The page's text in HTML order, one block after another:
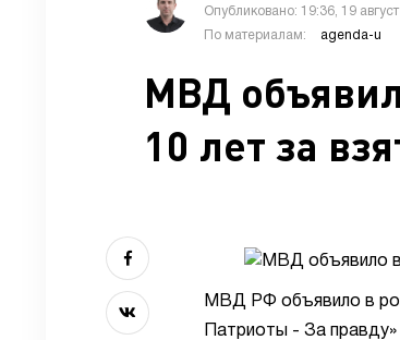
Опубликовано: 19:36, 19
По материалам:
agenda-u
МВД
10 лет за
МВД РФ объявило в
Патриоты - За правду»